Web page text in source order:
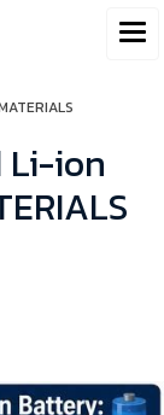
Li-ion